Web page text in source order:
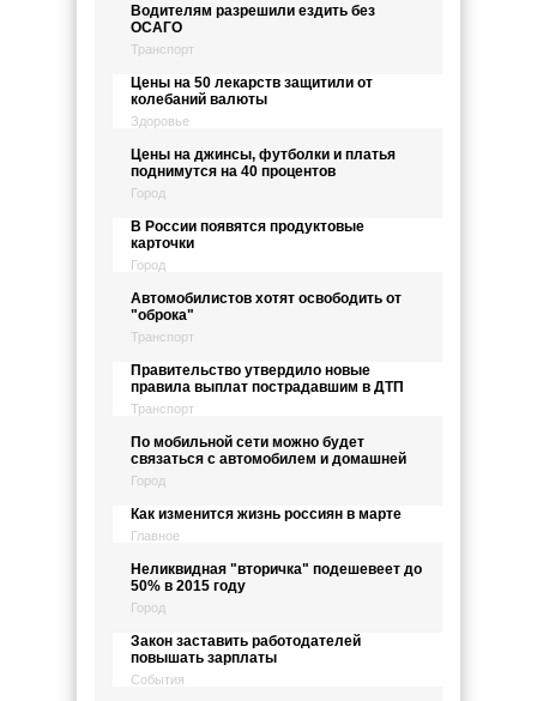
Водителям разрешили ездить без
ОСАГО
Транспорт
Цены на 50 лекарств защитили от
колебаний валюты
Здоровье
Цены на джинсы, футболки и платья
поднимутся на 40 процентов
Город
В России появятся продуктовые
карточки
Город
Автомобилистов хотят освободить от
"оброка"
Транспорт
Правительство утвердило новые
правила выплат пострадавшим в ДТП
Транспорт
По мобильной сети можно будет
связаться с автомобилем и домашней
Город
Как изменится жизнь россиян в марте
Главное
Неликвидная "вторичка" подешевеет до
50% в 2015 году
Город
Закон заставить работодателей
повышать зарплаты
События